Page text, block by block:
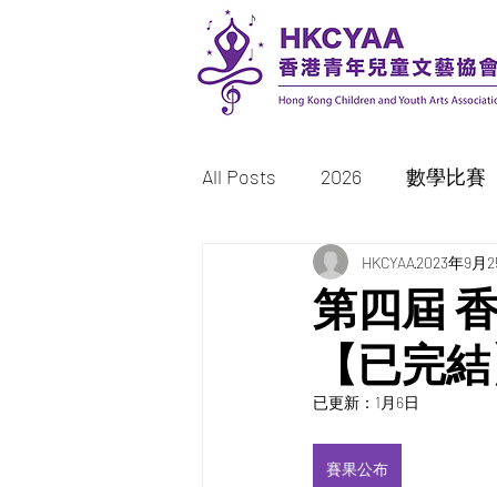
All Posts 2026 數學比賽
書法比賽 繪畫/填色比賽
2022
第四屆
【已完結
HKCYAA2023年9月
已更新： 1月6日
賽果公布